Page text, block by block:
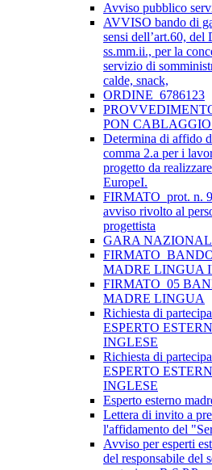
Avviso pubblico
AVVISO bando di
sensi dell’art.60,
ss.mm.ii., per la
servizio di
calde, snack,
ORDINE_6786123
PON
Determina di affido
comma 2.a per i
progetto da
EuropeI.
FIRMATO_prot. n.
avviso rivolto al
progettista
GARA
MADRE LINGUA
FIRMATO_05
MADRE LINGUA
Richiesta di
ESPERTO
INGLESE
Richiesta di
ESPERTO
INGLESE
Esperto esterno
Lettera di invito a
l'affidamento del
Avviso per esperti
del responsabile del